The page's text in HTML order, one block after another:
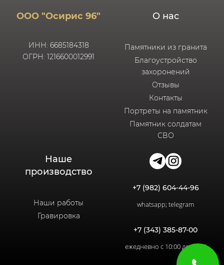
ООО "Осирис 96"
ИНН: 6685184318
ОГРН: 1216600012991
О нас
Памятники из гранита
Благоустройство
захоронений
Отзывы
Контакты
Портреты на памятник
Памятник солдатам
СВО
Наше
производство
Наши работы
Гравировка
+7 (982) 604-44-96
whatsapp; telegram
+7 (343) 385-87-00
ежедневно с 10:00 до 20:00